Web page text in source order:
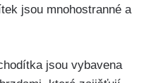
jsou mnohostranné a
jsou vybavena